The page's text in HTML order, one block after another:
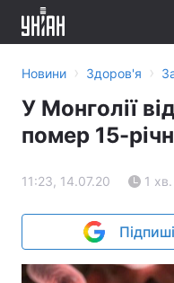
Новини › Здоров'я ›
У Монголії
помер 15-
11:23, 14.07.20 1 хв.